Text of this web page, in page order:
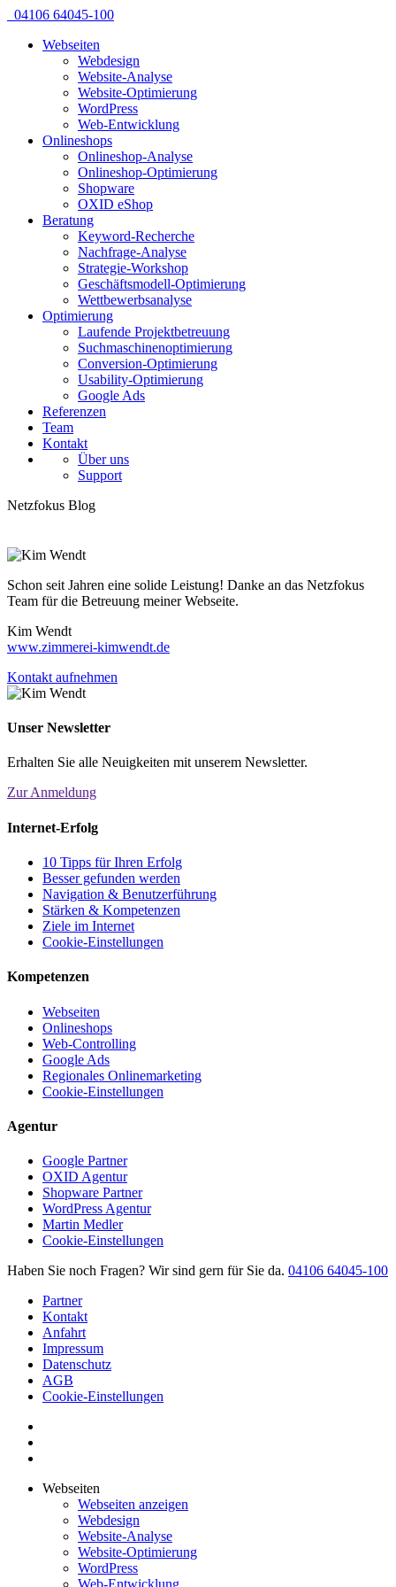
04106 64045-100
Webseiten
Webdesign
Website-Analyse
Website-Optimierung
WordPress
Web-Entwicklung
Onlineshops
Onlineshop-Analyse
Onlineshop-Optimierung
Shopware
OXID eShop
Beratung
Keyword-Recherche
Nachfrage-Analyse
Strategie-Workshop
Geschäftsmodell-Optimierung
Wettbewerbsanalyse
Optimierung
Laufende Projektbetreuung
Suchmaschinenoptimierung
Conversion-Optimierung
Usability-Optimierung
Google Ads
Referenzen
Team
Kontakt
Über uns
Support
Netzfokus Blog
Schon seit Jahren eine solide Leistung! Danke an das Netzfokus
Team für die Betreuung meiner Webseite.
Kim Wendt
www.zimmerei-kimwendt.de
Kontakt aufnehmen
Unser Newsletter
Erhalten Sie alle Neuigkeiten mit unserem Newsletter.
Zur Anmeldung
Internet-Erfolg
10 Tipps für Ihren Erfolg
Besser gefunden werden
Navigation & Benutzerführung
Stärken & Kompetenzen
Ziele im Internet
Cookie-Einstellungen
Kompetenzen
Webseiten
Onlineshops
Web-Controlling
Google Ads
Regionales Onlinemarketing
Cookie-Einstellungen
Agentur
Google Partner
OXID Agentur
Shopware Partner
WordPress Agentur
Martin Medler
Cookie-Einstellungen
Haben Sie noch Fragen? Wir sind gern für Sie da. 04106 64045-100
Partner
Kontakt
Anfahrt
Impressum
Datenschutz
AGB
Cookie-Einstellungen
Webseiten
Webseiten anzeigen
Webdesign
Website-Analyse
Website-Optimierung
WordPress
Web-Entwicklung